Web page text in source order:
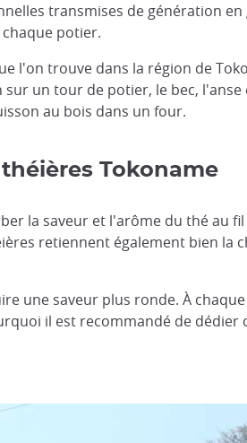
transmises de génération
potier.
l'on trouve dans la région de
un tour de potier, le bec,
au bois dans un four.
Tokoname
la saveur et l'arôme du thé au
retiennent également bien la
une saveur plus ronde. À
il est recommandé de dédier